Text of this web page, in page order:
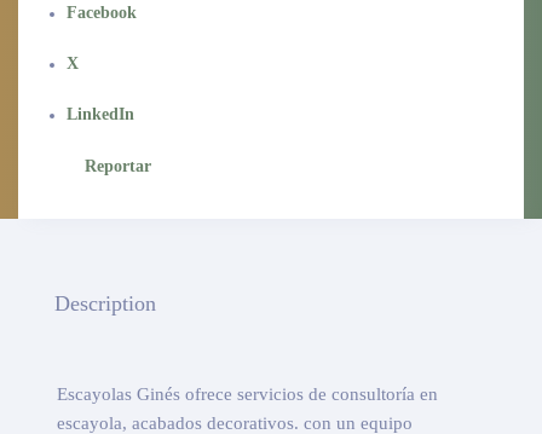
Facebook
X
LinkedIn
Reportar
Description
Escayolas Ginés ofrece servicios de consultoría en
escayola, acabados decorativos. con un equipo